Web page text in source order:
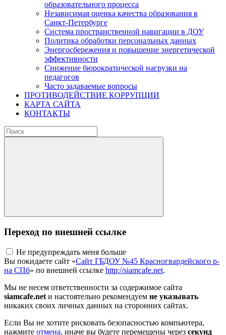
образовательного процесса
Независимая оценка качества образования в
Санкт-Петербурге
Система пространственной навигации в ДОУ
Политика обработки персональных данных
Энергосбережения и повышение энергетической
эффективности
Снижение бюрократической нагрузки на
педагогов
Часто задаваемые вопросы
ПРОТИВОДЕЙСТВИЕ КОРРУПЦИИ
КАРТА САЙТА
КОНТАКТЫ
Переход по внешней ссылке
Не предупреждать меня больше
Вы покидаете сайт «Сайт ГБДОУ №45 Красногвардейского р-
на СПб» по внешней ссылке http://siamcafe.net.
Мы не несем ответственности за содержимое сайта
siamcafe.netи настоятельно рекомендуем не указывать
никаких своих личных данных на сторонних сайтах.
Если Вы не хотите рисковать безопасностью компьютера,
нажмите отмена, иначе вы будете перемещены через секунд